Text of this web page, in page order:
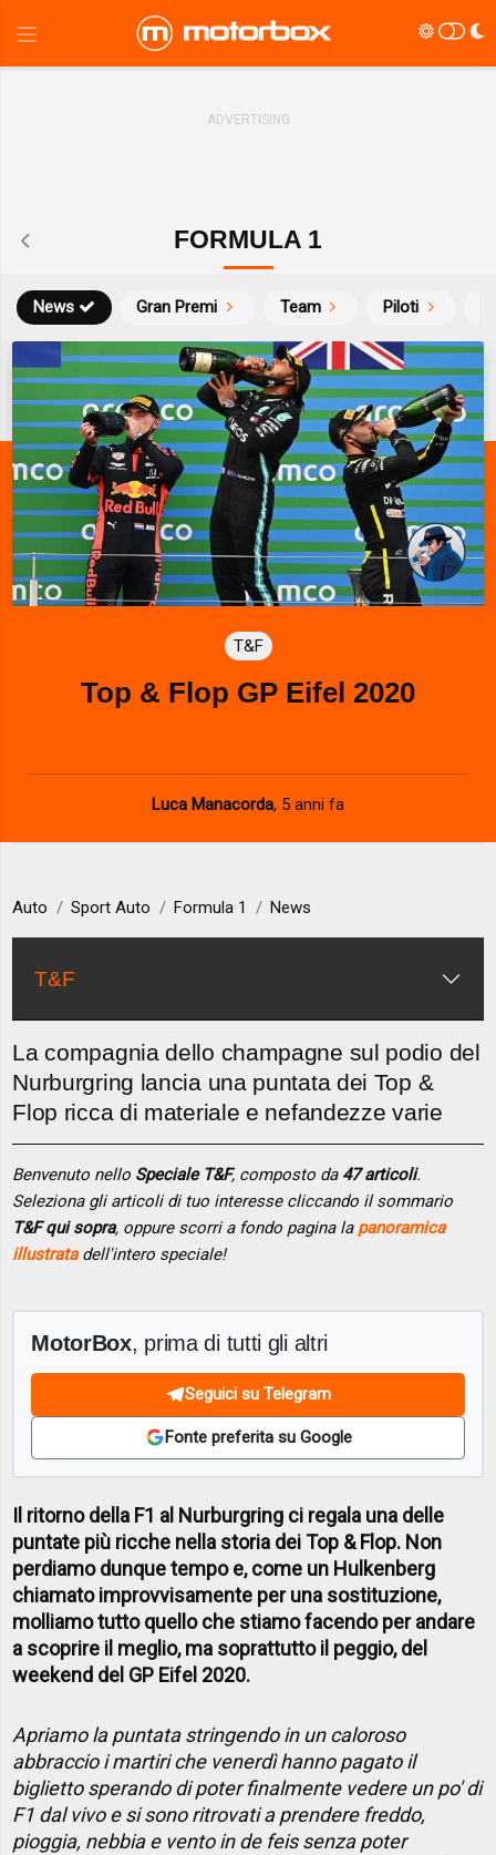
FORMULA 1
News Gran Premi Team Piloti
T&F
Top & Flop GP Eifel 2020
Luca Manacorda, 5 anni fa
Auto Sport Auto Formula 1 News
T&F
La compagnia dello champagne sul podio del
Nurburgring lancia una puntata dei Top &
Flop ricca di materiale e nefandezze varie
Benvenuto nello Speciale T&F, composto da 47 articoli.
Seleziona gli articoli di tuo interesse cliccando il sommario
T&F qui sopra, oppure scorri a fondo pagina la panoramica
illustratadell'intero speciale!
MotorBox, prima di tutti gli altri
Seguici su Telegram
Fonte preferita su Google
Il ritorno della F1 al Nurburgring ci regala una delle
puntate più ricche nella storia dei Top & Flop. Non
perdiamo dunque tempo e, come un Hulkenberg
chiamato improvvisamente per una sostituzione,
molliamo tutto quello che stiamo facendo per andare
a scoprire il meglio, ma soprattutto il peggio, del
weekend del GP Eifel 2020.
Apriamo la puntata stringendo in un caloroso
abbraccio i martiri che venerdì hanno pagato il
biglietto sperando di poter finalmente vedere un po' di
F1 dal vivo e si sono ritrovati a prendere freddo,
pioggia, nebbia e vento in de feis senza poter